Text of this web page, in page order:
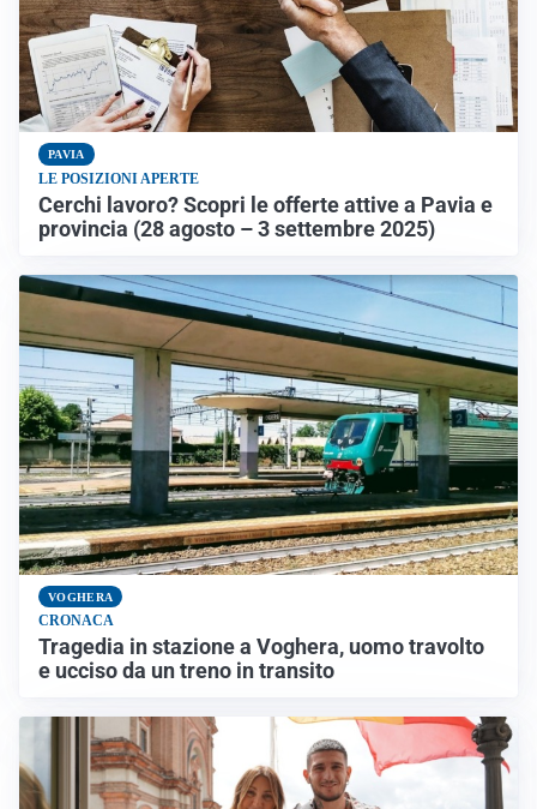
PAVIA
LE POSIZIONI APERTE
Cerchi lavoro? Scopri le offerte attive a Pavia e
provincia (28 agosto – 3 settembre 2025)
VOGHERA
CRONACA
Tragedia in stazione a Voghera, uomo travolto
e ucciso da un treno in transito